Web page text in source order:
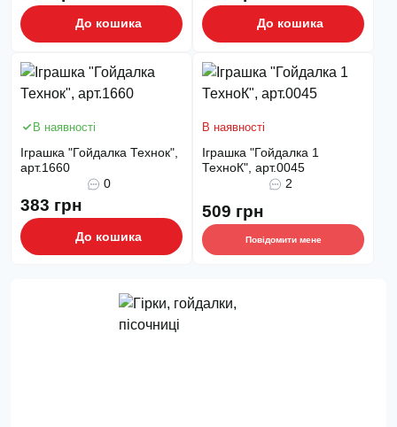
До кошика До кошика
В наявності
Іграшка "Гойдалка Технок",
арт.1660
0
383 грн
До кошика
В наявності
Іграшка "Гойдалка 1
ТехноК", арт.0045
2
509 грн
Повідомити мене